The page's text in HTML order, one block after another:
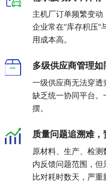
例
态
体
能
源
行
物
流
行
险
业
通
主机厂订单频繁变
企业常在“库存积压”
用成本高。
多级供应商管理如
一级供应商无法穿透
缺乏统一协同平台
摆。
质量问题追溯难
原材料、生产、检
内反馈问题范围，
比对耗时数天，严重